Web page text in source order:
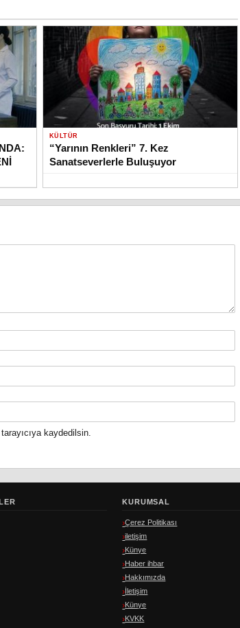
KÜLTÜR
“Yarının Renkleri” 7. Kez
Sanatseverlerle Buluşuyor
kaydedilsin.
KURUMSAL
Çerez Politikası
iletişim
Künye
Haber ihbar
Hakkımızda
İletişim
Künye
KVKK